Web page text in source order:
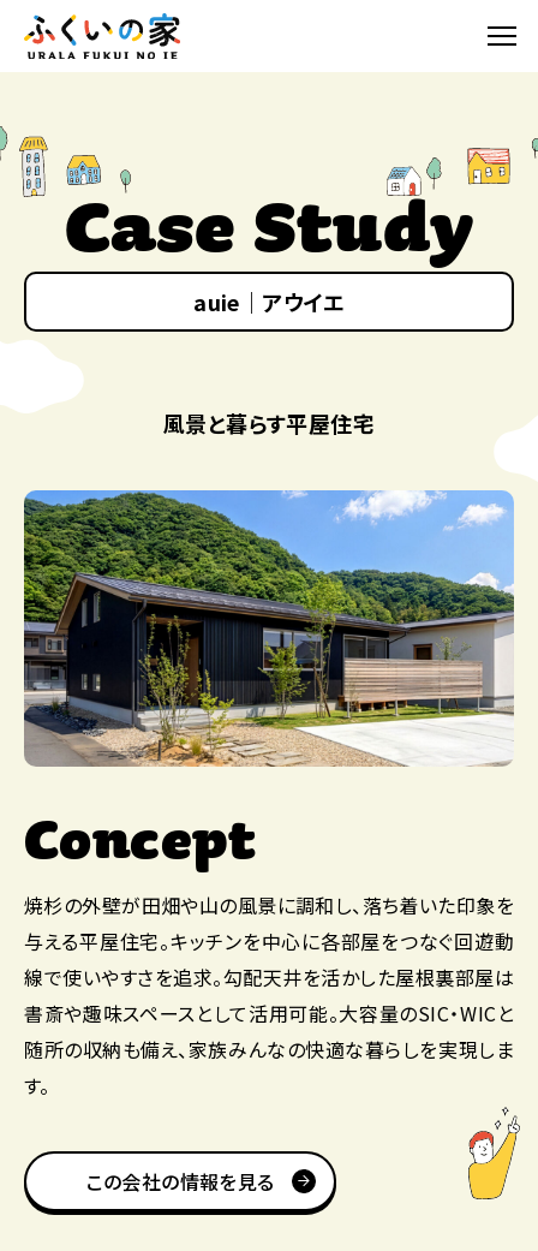
Case Study
auie｜アウイエ
風景と暮らす平屋住宅
Concept
焼杉の外壁が田畑や山の風景に調和し、落ち着いた印象を
与える平屋住宅。キッチンを中心に各部屋をつなぐ回遊動
線で使いやすさを追求。勾配天井を活かした屋根裏部屋は
書斎や趣味スペースとして活用可能。大容量のSIC・WICと
随所の収納も備え、家族みんなの快適な暮らしを実現しま
す。
この会社の情報を見る